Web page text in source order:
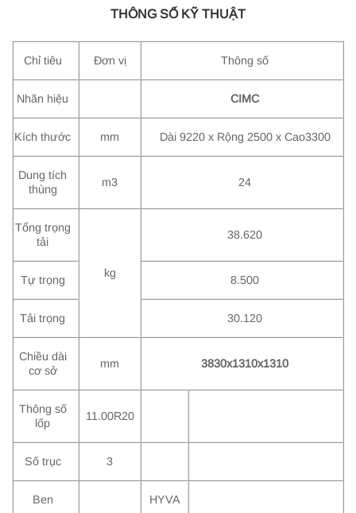
THÔNG SỐ KỸ THUẬT
Chỉ tiêu Đơn vị Thông số
Nhãn hiệu CIMC
Kích thước mm Dài 9220 x Rộng 2500 x Cao3300
Dung tích
thùng
m3 24
Tổng trọng
tải
kg
38.620
Tự trọng 8.500
Tải trọng 30.120
Chiều dài
cơ sở
mm 3830x1310x1310
Thông số
lốp
11.00R20
Số trục 3
Ben HYVA